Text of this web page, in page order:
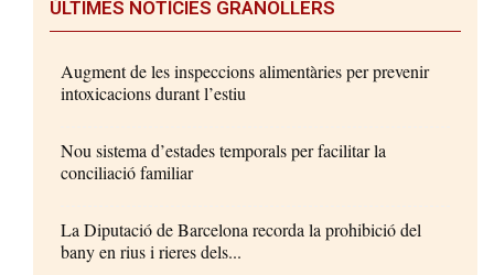
ÚLTIMES NOTÍCIES GRANOLLERS
Augment de les inspeccions alimentàries per prevenir
intoxicacions durant l’estiu
Nou sistema d’estades temporals per facilitar la
conciliació familiar
La Diputació de Barcelona recorda la prohibició del
bany en rius i rieres dels...